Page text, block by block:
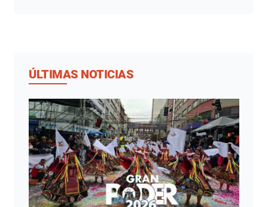
ÚLTIMAS NOTICIAS